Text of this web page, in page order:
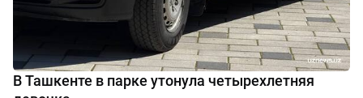
В Ташкенте в парке утонула четырехлетняя